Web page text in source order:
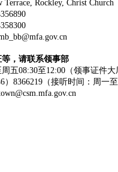
Rockley, Christ Church
，请联系领事部
五08:30至12:00（领事证件大
）8366219（接听时间：周一